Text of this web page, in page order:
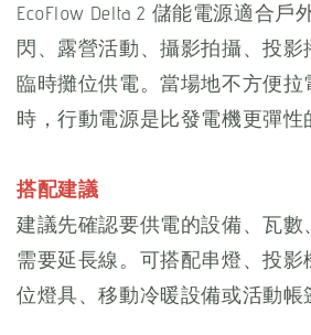
EcoFlow Delta 2 儲能電源適合戶
閃、露營活動、攝影拍攝、投
臨時攤位供電。當場地不方便拉
時，行動電源是比發電機更彈性
搭配建議
建議先確認要供電的設備、瓦
需要延長線。可搭配串燈、投
位燈具、移動冷暖設備或活動帳